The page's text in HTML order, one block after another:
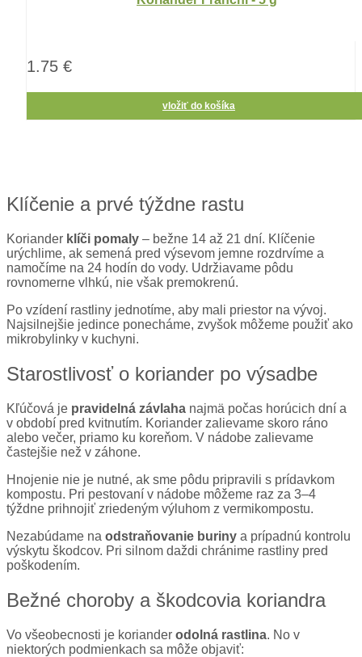
1.75 €
vložiť do košíka
Klíčenie a prvé týždne rastu
Koriander klíči pomaly – bežne 14 až 21 dní. Klíčenie
urýchlime, ak semená pred výsevom jemne rozdrvíme a
namočíme na 24 hodín do vody. Udržiavame pôdu
rovnomerne vlhkú, nie však premokrenú.
Po vzídení rastliny jednotíme, aby mali priestor na vývoj.
Najsilnejšie jedince ponecháme, zvyšok môžeme použiť ako
mikrobylinky v kuchyni.
Starostlivosť o koriander po výsadbe
Kľúčová je pravidelná závlaha najmä počas horúcich dní a
v období pred kvitnutím. Koriander zalievame skoro ráno
alebo večer, priamo ku koreňom. V nádobe zalievame
častejšie než v záhone.
Hnojenie nie je nutné, ak sme pôdu pripravili s prídavkom
kompostu. Pri pestovaní v nádobe môžeme raz za 3–4
týždne prihnojiť zriedeným výluhom z vermikompostu.
Nezabúdame na odstraňovanie buriny a prípadnú kontrolu
výskytu škodcov. Pri silnom daždi chránime rastliny pred
poškodením.
Bežné choroby a škodcovia koriandra
Vo všeobecnosti je koriander odolná rastlina. No v
niektorých podmienkach sa môže objaviť: